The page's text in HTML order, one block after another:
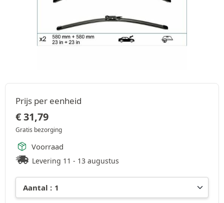
Prijs per eenheid
€31,79
Gratis bezorging
Voorraad
Levering 11 - 13 augustus